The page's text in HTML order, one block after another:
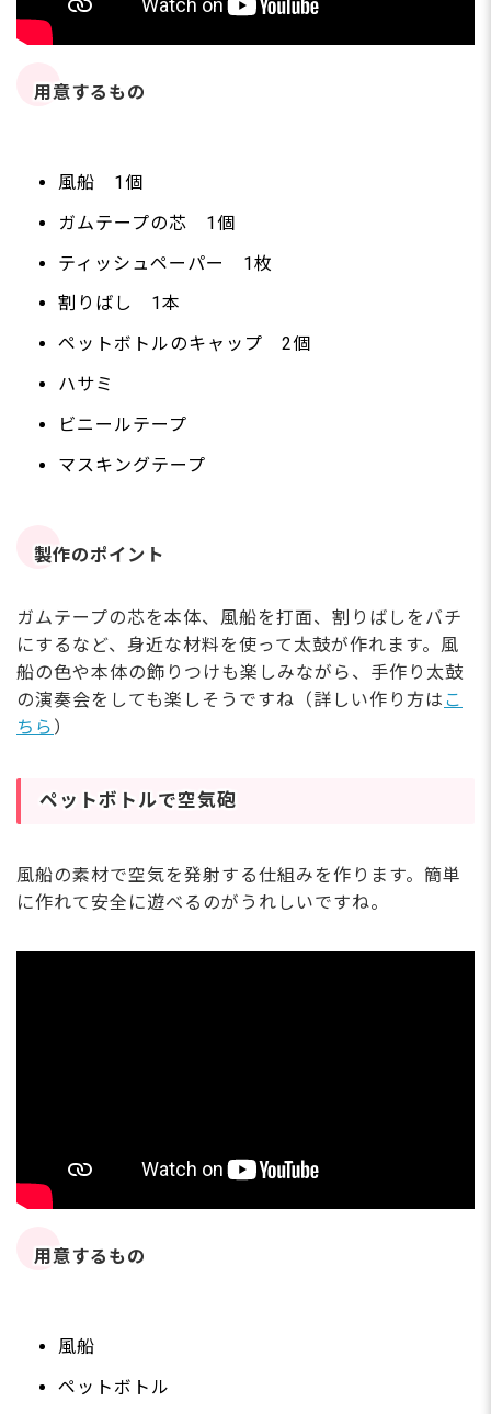
用意するもの
風船 1個
ガムテープの芯 1個
ティッシュペーパー 1枚
割りばし 1本
ペットボトルのキャップ 2個
ハサミ
ビニールテープ
マスキングテープ
製作のポイント
ガムテープの芯を本体、風船を打面、割りばしをバチ
にするなど、身近な材料を使って太鼓が作れます。風
船の色や本体の飾りつけも楽しみながら、手作り太鼓
の演奏会をしても楽しそうですね（詳しい作り方は こ
ちら ）
ペットボトルで空気砲
風船の素材で空気を発射する仕組みを作ります。簡単
に作れて安全に遊べるのがうれしいですね。
用意するもの
風船
ペットボトル